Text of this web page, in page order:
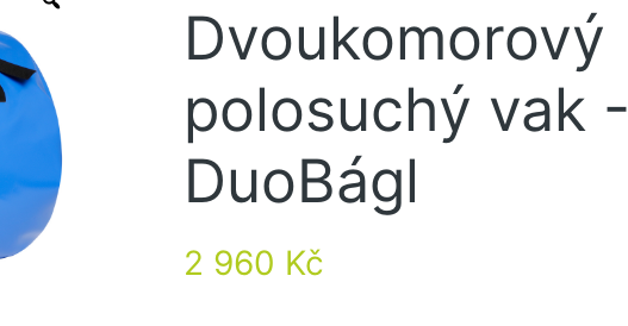
Dvoukomorový
polosuchý vak -
DuoBágl
2 960 Kč